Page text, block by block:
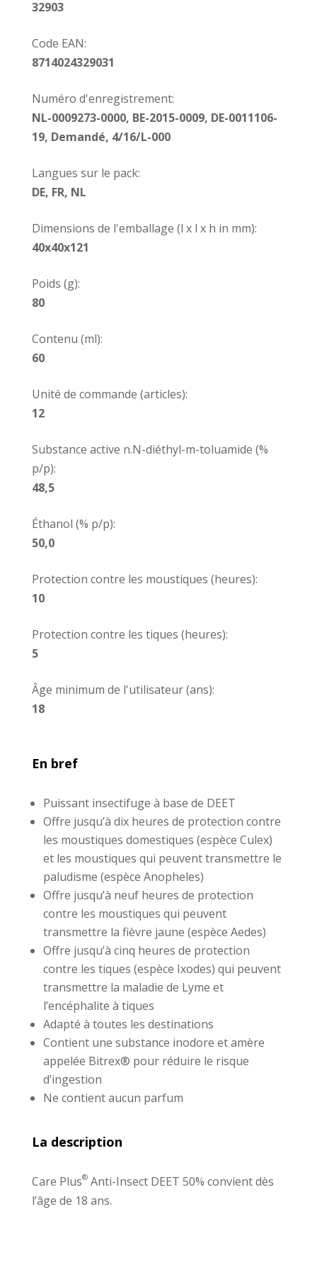
groupes vulnérables tels que les femmes
de DEET. Choisissez dans ce cas Care Plus
Anti-Insect Natural à base d’extraits
w
32903
Code EAN:
8714024329031
Numéro d'enregistrement:
NL-0009273-0000, BE-2015-0009, DE-0011106-
19, Demandé, 4/16/L-000
Langues sur le pack:
DE, FR, NL
Dimensions de l'emballage (l x l x h in mm):
40x40x121
Poids (g):
80
Contenu (ml):
60
Unité de commande (articles):
12
Substance active n.N-diéthyl-m-toluamide (%
p/p):
48,5
Éthanol (% p/p):
50,0
Protection contre les moustiques (heures):
10
Protection contre les tiques (heures):
5
Âge minimum de l'utilisateur (ans):
18
En bref
Puissant insectifuge à base de DEET
Offre jusqu’à dix heures de protection contre
les moustiques domestiques (espèce Culex)
et les moustiques qui peuvent transmettre le
paludisme (espèce Anopheles)
Offre jusqu’à neuf heures de protection
contre les moustiques qui peuvent
transmettre la fièvre jaune (espèce Aedes)
Offre jusqu’à cinq heures de protection
contre les tiques (espèce Ixodes) qui peuvent
transmettre la maladie de Lyme et
l’encéphalite à tiques
Adapté à toutes les destinations
Contient une substance inodore et amère
appelée Bitrex® pour réduire le risque
d’ingestion
Ne contient aucun parfum
La description
Care Plus®Anti-Insect DEET 50% convient dès
l’âge de 18 ans.